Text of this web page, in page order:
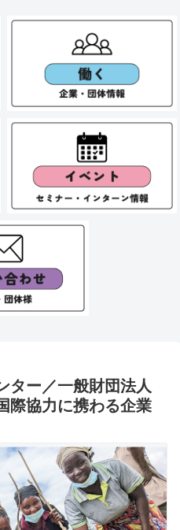
ター／一般財団法人
際協力に携わる企業